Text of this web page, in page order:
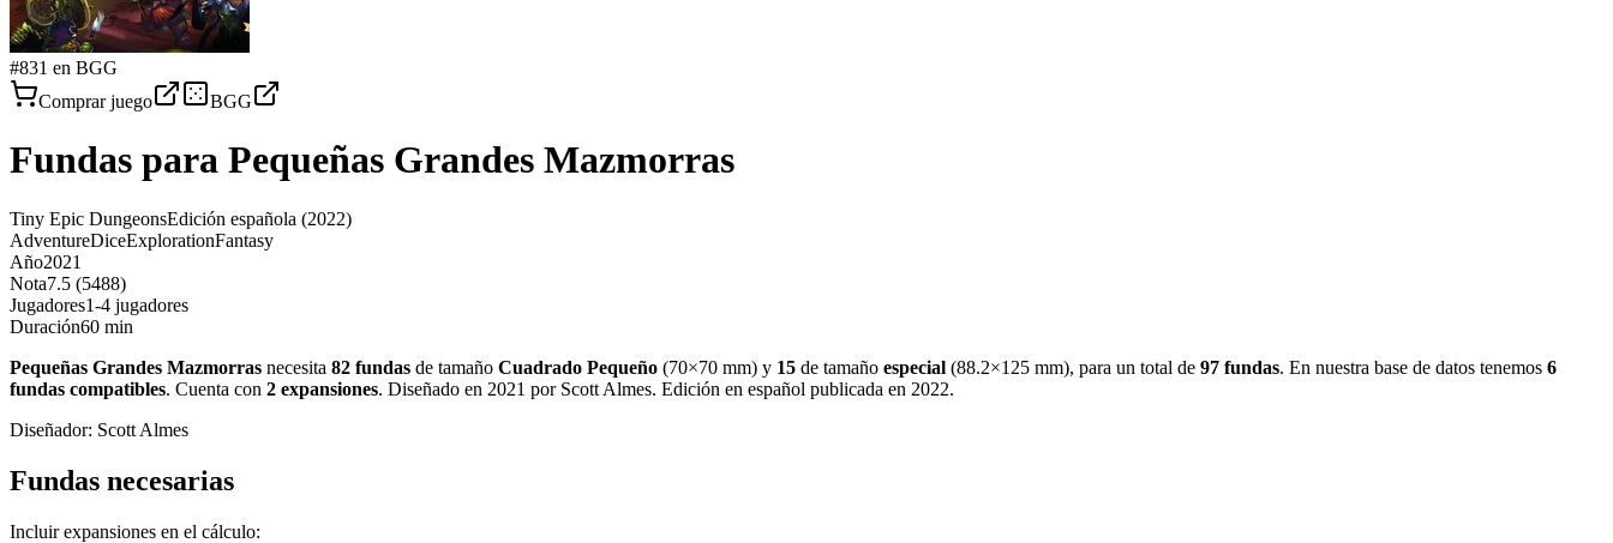
#831 en BGG
Comprar juego
BGG
Fundas para Pequeñas Grandes Mazmorras
Tiny Epic DungeonsEdición española (2022)
AdventureDiceExplorationFantasy
Año2021
Nota7.5 (5488)
Jugadores1-4 jugadores
Duración60 min
Pequeñas Grandes Mazmorras necesita 82 fundas de tamaño Cuadrado Pequeño (70×70 mm) y 15 de tamaño especial (88.2×125 mm), para un total de 97 fundas. En nuestra base de datos tenemos 6
fundas compatibles. Cuenta con 2 expansiones. Diseñado en 2021 por Scott Almes. Edición en español publicada en 2022.
Diseñador: Scott Almes
Fundas necesarias
Incluir expansiones en el cálculo: